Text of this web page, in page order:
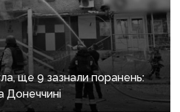
ще 9 зазнали поранень:
Донеччині